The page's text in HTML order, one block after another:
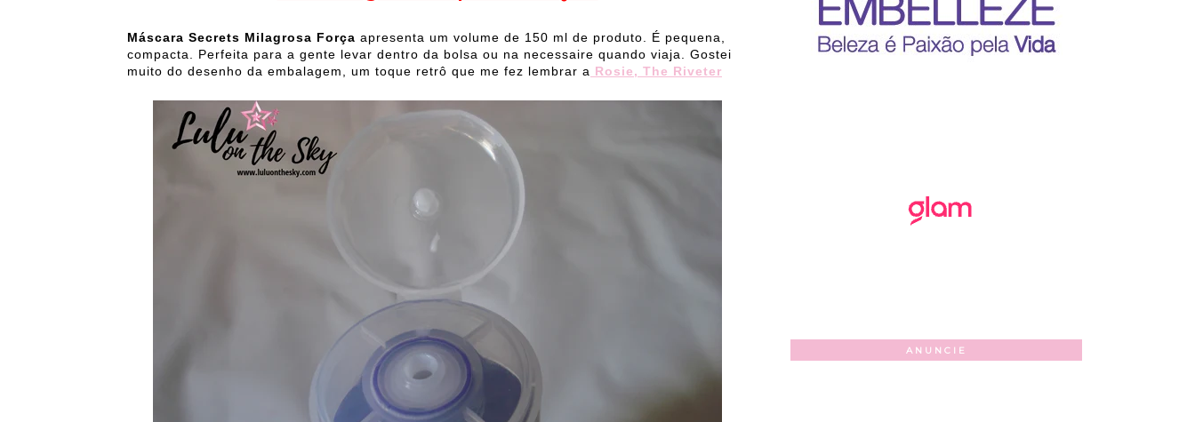
Máscara Secrets Milagrosa Força apresenta um volume de 150 ml de produto. É pequena,
compacta. Perfeita para a gente levar dentro da bolsa ou na necessaire quando viaja. Gostei
muito do desenho da embalagem, um toque retrô que me fez lembrar a Rosie, The Riveter
ANUNCIE